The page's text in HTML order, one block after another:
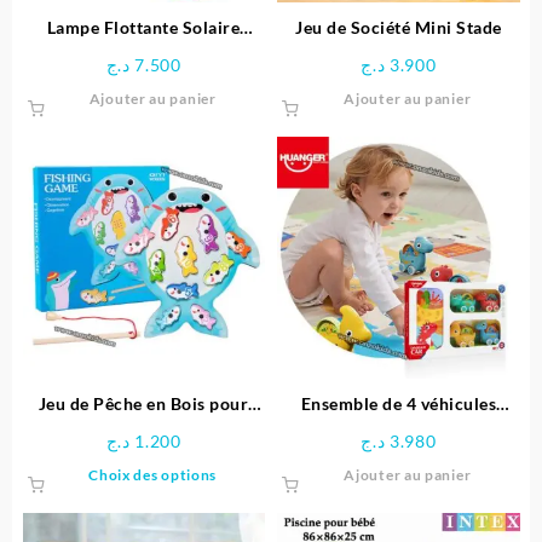
Lampe Flottante Solaire
Intex
7.500 د.ج
Ajouter au panier
Jeu de Société Mini Stade
3.900 د.ج
Ajouter au panier
Jeu de Pêche en Bois pour
1.200 د.ج
Choix des options
Ensemble de 4 véhicules
– HUANGER
3.980 د.ج
Ajouter au panier